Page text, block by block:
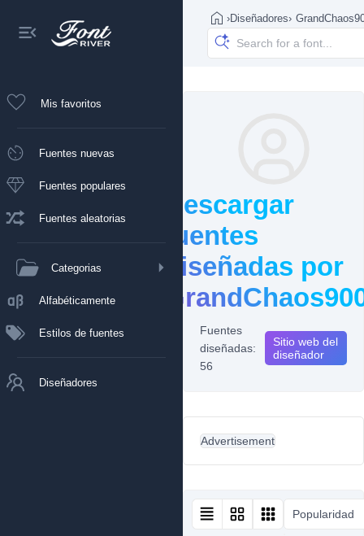
Mis favoritos
Fuentes nuevas
Fuentes populares
Fuentes aleatorias
Categorias
Alfabéticamente
Estilos de fuentes
Diseñadores
›Diseñadores›
Descargar
fuentes
diseñadas por
Fuentes
diseñadas:
56
Sitio web del
diseñador
Advertisement
Popularidad